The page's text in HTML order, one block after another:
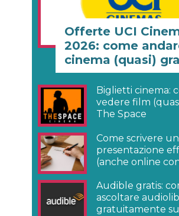
Offerte UCI
2026: come
cinema (quasi)
Biglietti cinema:
vedere film
The Space
Come scrivere
presentazione
(anche online
Audible gratis:
ascoltare
gratuitamente